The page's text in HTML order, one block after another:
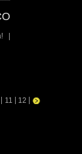
|
11 12